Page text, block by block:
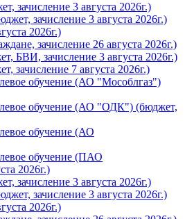
зачислениe 3 августа 2026г.)
зачислениe 3 августа 2026г.)
2026г.)
зачислениe 26 августа 2026г.)
БВИ, зачислениe 3 августа 2026г.)
7 августа 2026г.)
обучение (АО "Мособлгаз")
обучение (АО "ОДК") (бюджет,
обучение (АО
обучение (ПАО
2026г.)
зачислениe 3 августа 2026г.)
зачислениe 3 августа 2026г.)
2026г.)